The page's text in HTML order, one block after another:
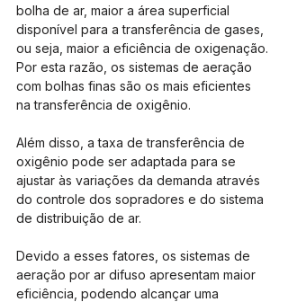
bolha de ar, maior a área superficial
disponível para a transferência de gases,
ou seja, maior a eficiência de oxigenação.
Por esta razão, os sistemas de aeração
com bolhas finas são os mais eficientes
na transferência de oxigênio.
Além disso, a taxa de transferência de
oxigênio pode ser adaptada para se
ajustar às variações da demanda através
do controle dos sopradores e do sistema
de distribuição de ar.
Devido a esses fatores, os sistemas de
aeração por ar difuso apresentam maior
eficiência, podendo alcançar uma